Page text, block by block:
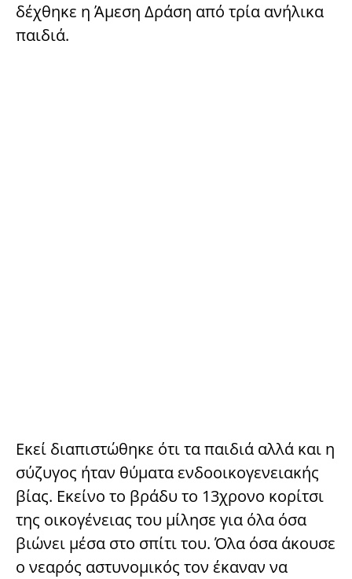
δέχθηκε η Άμεση Δράση από τρία ανήλικα
παιδιά.
Εκεί διαπιστώθηκε ότι τα παιδιά αλλά και η
σύζυγος ήταν θύματα ενδοοικογενειακής
βίας. Εκείνο το βράδυ το 13χρονο κορίτσι
της οικογένειας του μίλησε για όλα όσα
βιώνει μέσα στο σπίτι του. Όλα όσα άκουσε
ο νεαρός αστυνομικός τον έκαναν να